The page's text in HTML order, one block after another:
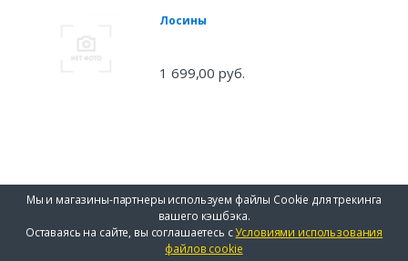
Лосины
1 699,00 руб.
Мы и магазины-партнеры используем файлы Cookie для трекинга
вашего кэшбэка.
Оставаясь на сайте, вы соглашаетесь сУсловиями использования
файлов cookie